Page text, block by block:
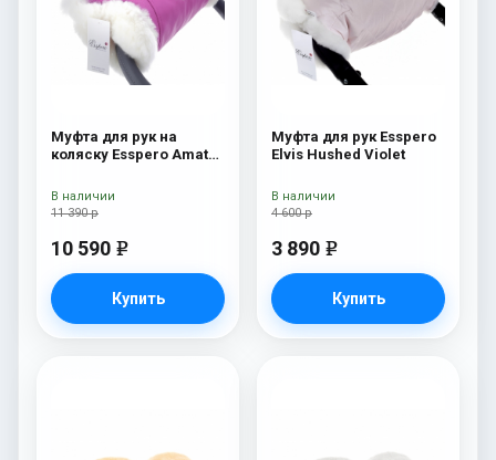
Муфта для рук на
коляску Esspero Amato
11 390 р
10 590 e
Купить
В наличии
Муфта для рук Esspero
Elvis Hushed Violet
4 600 р
3 890 e
Купить
В наличии